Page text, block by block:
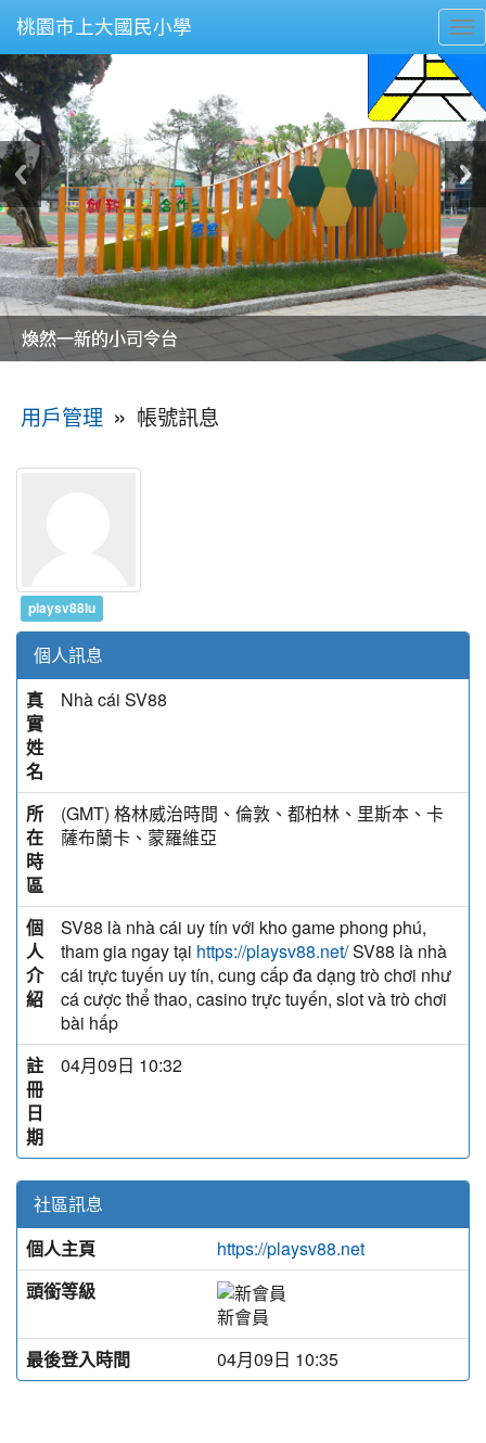
桃園市上大國民小學
美麗的操場是我們活力的來源
美麗的操場是我們活力的來源
煥然一新的小司令台
煥然一新的小司令台
富含桃園埤塘田園風光意象的中廊
富含桃園埤塘田園風光意象的中廊
嶄新的中庭廣場
嶄新的中庭廣場
水生池生生不息
水生池生生不息
用戶管理 » 帳號訊息
playsv88lu
個人訊息
真
實
姓
名
Nhà cái SV88
所
在
時
區
(GMT) 格林威治時間、倫敦、都柏林、里斯本、卡
薩布蘭卡、蒙羅維亞
個
人
介
紹
SV88 là nhà cái uy tín với kho game phong phú,
tham gia ngay tại https://playsv88.net/SV88 là nhà
cái trực tuyến uy tín, cung cấp đa dạng trò chơi như
cá cược thể thao, casino trực tuyến, slot và trò chơi
bài hấp
註
冊
日
期
04月09日 10:32
社區訊息
個人主頁
https://playsv88.net
頭銜等級
新會員
最後登入時間
04月09日 10:35